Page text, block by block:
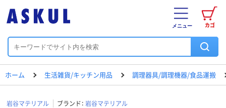
カゴ
メニュー
ホーム 生活雑貨/キッチン用品 調理器具/調理機器/食品運搬
岩谷マテリアル ブランド： 岩谷マテリアル